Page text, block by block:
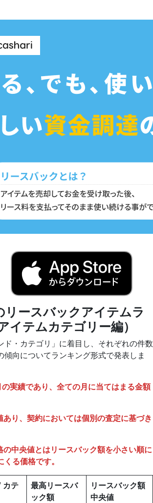
リースバックアイテムラ
イテムカテゴリー編）
ド・カテゴリ」に着目し、それぞれの件数
傾向についてランキング形式で発表しま
の実績であり、全ての月に当てはまる金額
あり、契約においては個別の査定に基づき
中央値とはリースバック額を小さい順に
る価格です。
カテ
最高リースバ
ック額
リースバック額
中央値